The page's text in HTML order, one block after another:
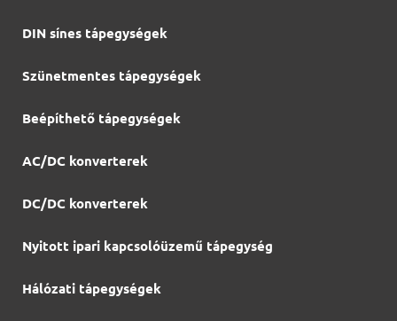
DIN sínes tápegységek
Szünetmentes tápegységek
Beépíthető tápegységek
AC/DC konverterek
DC/DC konverterek
Nyitott ipari kapcsolóüzemű tápegység
Hálózati tápegységek